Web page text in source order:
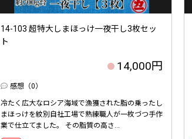
14-103 超特大しまほっけ一夜干し3枚セッ
ト
14,000円
感想（0）
冷たく広大なロシア海域で漁獲された脂の乗ったし
まほっけを紋別自社工場で熟練職人が一枚づつ手作
業で仕立てました。 その脂質の高さ...